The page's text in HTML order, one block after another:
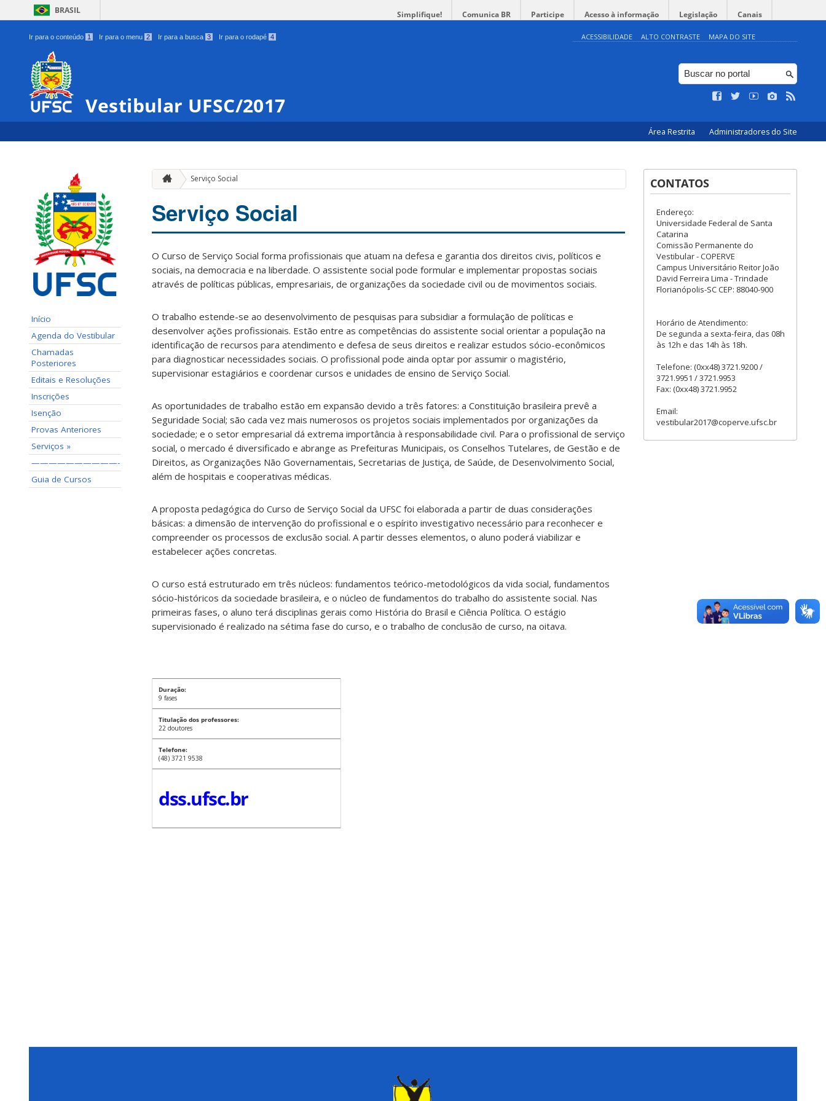
BRASIL Simplifique! Comunica BR Participe Acesso à informação Legislação Canais
Ir para o conteúdo 1 Ir para o menu 2 Ir para a busca 3 Ir para o rodapé 4 ACESSIBILIDADE ALTO CONTRASTE MAPA DO SITE
Vestibular UFSC/2017
Área Restrita Administradores do Site
Início
Agenda do Vestibular
Chamadas
Posteriores
Editais e Resoluções
Inscrições
Isenção
Provas Anteriores
Serviços »
——————————-
Guia de Cursos
Serviço Social
Serviço Social
O Curso de Serviço Social forma profissionais que atuam na defesa e garantia dos direitos civis, políticos e
sociais, na democracia e na liberdade. O assistente social pode formular e implementar propostas sociais
através de políticas públicas, empresariais, de organizações da sociedade civil ou de movimentos sociais.
O trabalho estende-se ao desenvolvimento de pesquisas para subsidiar a formulação de políticas e
desenvolver ações profissionais. Estão entre as competências do assistente social orientar a população na
identificação de recursos para atendimento e defesa de seus direitos e realizar estudos sócio-econômicos
para diagnosticar necessidades sociais. O profissional pode ainda optar por assumir o magistério,
supervisionar estagiários e coordenar cursos e unidades de ensino de Serviço Social.
As oportunidades de trabalho estão em expansão devido a três fatores: a Constituição brasileira prevê a
Seguridade Social; são cada vez mais numerosos os projetos sociais implementados por organizações da
sociedade; e o setor empresarial dá extrema importância à responsabilidade civil. Para o profissional de serviço
social, o mercado é diversificado e abrange as Prefeituras Municipais, os Conselhos Tutelares, de Gestão e de
Direitos, as Organizações Não Governamentais, Secretarias de Justiça, de Saúde, de Desenvolvimento Social,
além de hospitais e cooperativas médicas.
A proposta pedagógica do Curso de Serviço Social da UFSC foi elaborada a partir de duas considerações
básicas: a dimensão de intervenção do profissional e o espírito investigativo necessário para reconhecer e
compreender os processos de exclusão social. A partir desses elementos, o aluno poderá viabilizar e
estabelecer ações concretas.
O curso está estruturado em três núcleos: fundamentos teórico-metodológicos da vida social, fundamentos
sócio-históricos da sociedade brasileira, e o núcleo de fundamentos do trabalho do assistente social. Nas
primeiras fases, o aluno terá disciplinas gerais como História do Brasil e Ciência Política. O estágio
supervisionado é realizado na sétima fase do curso, e o trabalho de conclusão de curso, na oitava.
Duração:
9 fases
Titulação dos professores:
22 doutores
Telefone:
(48) 3721 9538
dss.ufsc.br
CONTATOS
Endereço:
Universidade Federal de Santa
Catarina
Comissão Permanente do
Vestibular - COPERVE
Campus Universitário Reitor João
David Ferreira Lima - Trindade
Florianópolis-SC CEP: 88040-900
Horário de Atendimento:
De segunda a sexta-feira, das 08h
às 12h e das 14h às 18h.
Telefone: (0xx48) 3721.9200 /
3721.9951 / 3721.9953
Fax: (0xx48) 3721.9952
Email:
vestibular2017@coperve.ufsc.br